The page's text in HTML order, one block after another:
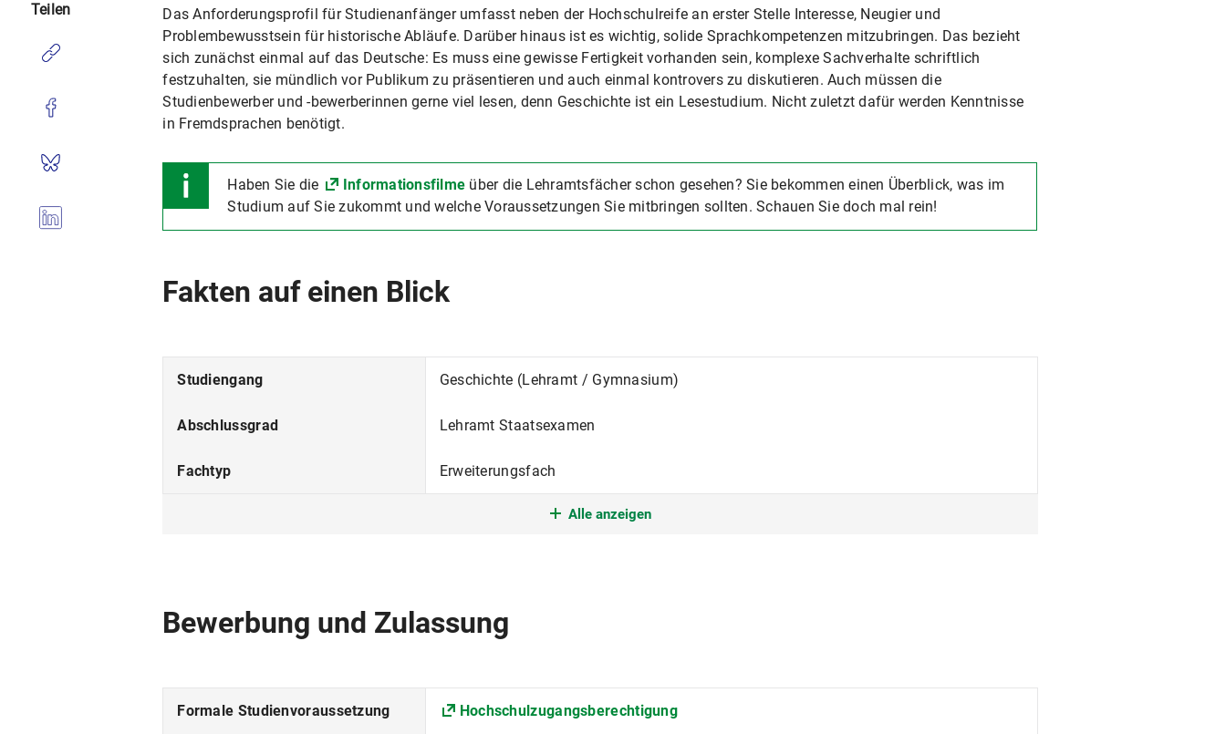
Das Anforderungsprofil für Studienanfänger umfasst neben der Hochschulreife an erster Stelle Interesse, Neugier und
Problembewusstsein für historische Abläufe. Darüber hinaus ist es wichtig, solide Sprachkompetenzen mitzubringen. Das bezieht
sich zunächst einmal auf das Deutsche: Es muss eine gewisse Fertigkeit vorhanden sein, komplexe Sachverhalte schriftlich
festzuhalten, sie mündlich vor Publikum zu präsentieren und auch einmal kontrovers zu diskutieren. Auch müssen die
Studienbewerber und -bewerberinnen gerne viel lesen, denn Geschichte ist ein Lesestudium. Nicht zuletzt dafür werden Kenntnisse
in Fremdsprachen benötigt.
Haben Sie die Informationsfilme über die Lehramtsfächer schon gesehen? Sie bekommen einen Überblick, was im
Studium auf Sie zukommt und welche Voraussetzungen Sie mitbringen sollten. Schauen Sie doch mal rein!
Fakten auf einen Blick
Studiengang Geschichte (Lehramt / Gymnasium)
Abschlussgrad Lehramt Staatsexamen
Fachtyp Erweiterungsfach
Erweiterungsstudium
Studiensprache
Alle anzeigen
Bewerbung und Zulassung
Formale Studienvoraussetzung Hochschulzugangsberechtigung
Teilen